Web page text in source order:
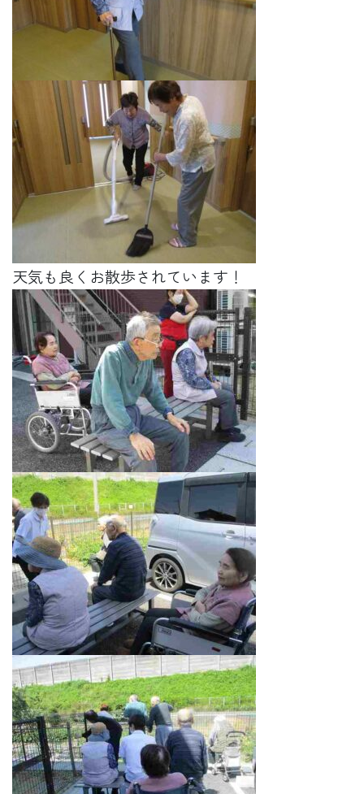
天気も良くお散歩されています！